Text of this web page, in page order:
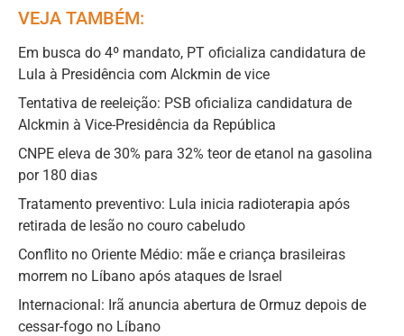
VEJA TAMBÉM:
Em busca do 4º mandato, PT oficializa candidatura de
Lula à Presidência com Alckmin de vice
Tentativa de reeleição: PSB oficializa candidatura de
Alckmin à Vice-Presidência da República
CNPE eleva de 30% para 32% teor de etanol na gasolina
por 180 dias
Tratamento preventivo: Lula inicia radioterapia após
retirada de lesão no couro cabeludo
Conflito no Oriente Médio: mãe e criança brasileiras
morrem no Líbano após ataques de Israel
Internacional: Irã anuncia abertura de Ormuz depois de
cessar-fogo no Líbano